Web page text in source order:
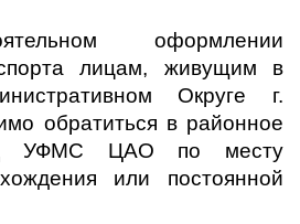
оформлении
лицам, живущим в
Округе г.
обратиться в районное
УФМС ЦАО по месту
или постоянной